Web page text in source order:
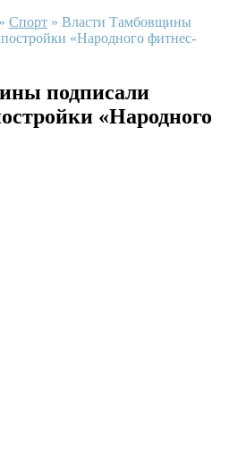
» Спорт » Власти Тамбовщины
«Народного фитнес-
подписали
«Народного